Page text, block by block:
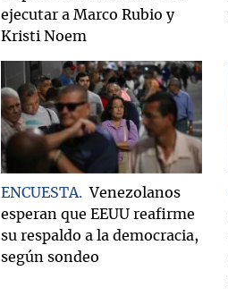
ejecutar a Marco Rubio y
Kristi Noem
ENCUESTA
Venezolanos
esperan que EEUU reafirme
su respaldo a la democracia,
según sondeo